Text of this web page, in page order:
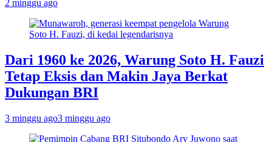
2 minggu ago
Dari 1960 ke 2026, Warung Soto H. Fauzi
Tetap Eksis dan Makin Jaya Berkat
Dukungan BRI
3 minggu ago3 minggu ago